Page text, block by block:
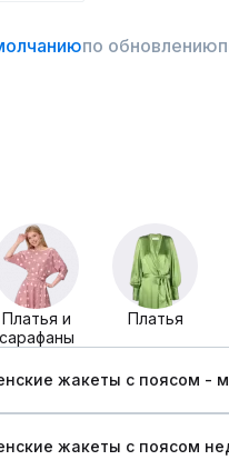
по обновлению
Платья и
сарафаны
Платья
жакеты с поясом -
жакеты с поясом